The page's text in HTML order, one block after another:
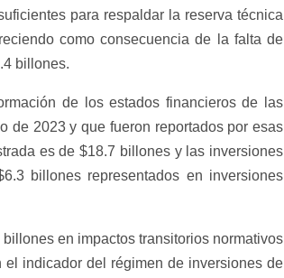
para respaldar la reserva técnica
como consecuencia de la falta de
billones.
de los estados financieros de las
de 2023 y que fueron reportados por esas
es de $18.7 billones y las inversiones
billones representados en inversiones
en impactos transitorios normativos
indicador del régimen de inversiones de